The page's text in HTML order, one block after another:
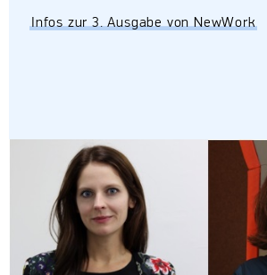
Infos zur 3. Ausgabe von NewWork